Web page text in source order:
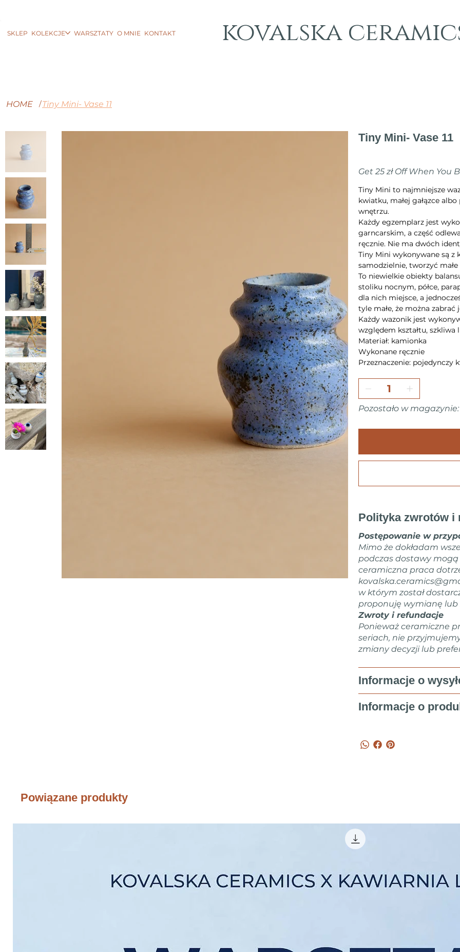
kovalska
SKLEP KOLEKCJE WARSZTATY O MNIE KONTAKT
HOME /Tiny Mini- Vase 11
Tiny Mini- Vase 11
Get 25 zł Off When You
Tiny Mini to najmniejsze
kwiatku, małej gałązce
wnętrzu.
Każdy egzemplarz jest
garncarskim, a część
ręcznie. Nie ma dwóch
Tiny Mini wykonywane są z
samodzielnie, tworzyć
To niewielkie obiekty
stoliku nocnym, półce,
dla nich miejsce, a
tyle małe, że można
Każdy wazonik jest
względem kształtu, szkliwa
Materiał: kamionka
Wykonane ręcznie
Przeznaczenie: pojedynczy
Pozostało w magazynie:
Polityka zwrotów i
Postępowanie w
Mimo że dokładam
podczas dostawy mogą
ceramiczna praca
w którym został
proponuję wymianę lub
Zwroty i refundacje
Ponieważ ceramiczne
seriach, nie
zmiany decyzji lub
Informacje o
Informacje o
Powiązane produkty